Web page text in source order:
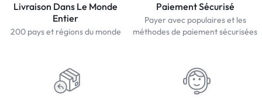
Livraison Dans Le Monde
Entier
200 pays et régions du monde
Paiement Sécurisé
Payer avec populaires et les
méthodes de paiement sécurisées